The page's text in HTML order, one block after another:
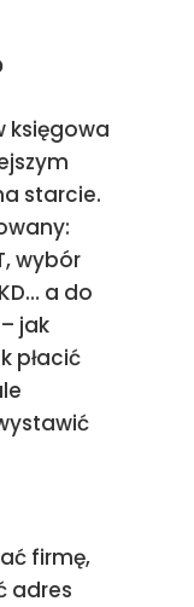
księgowa
starcie.
wybór
a do
jak
płacić
firmę,
adres